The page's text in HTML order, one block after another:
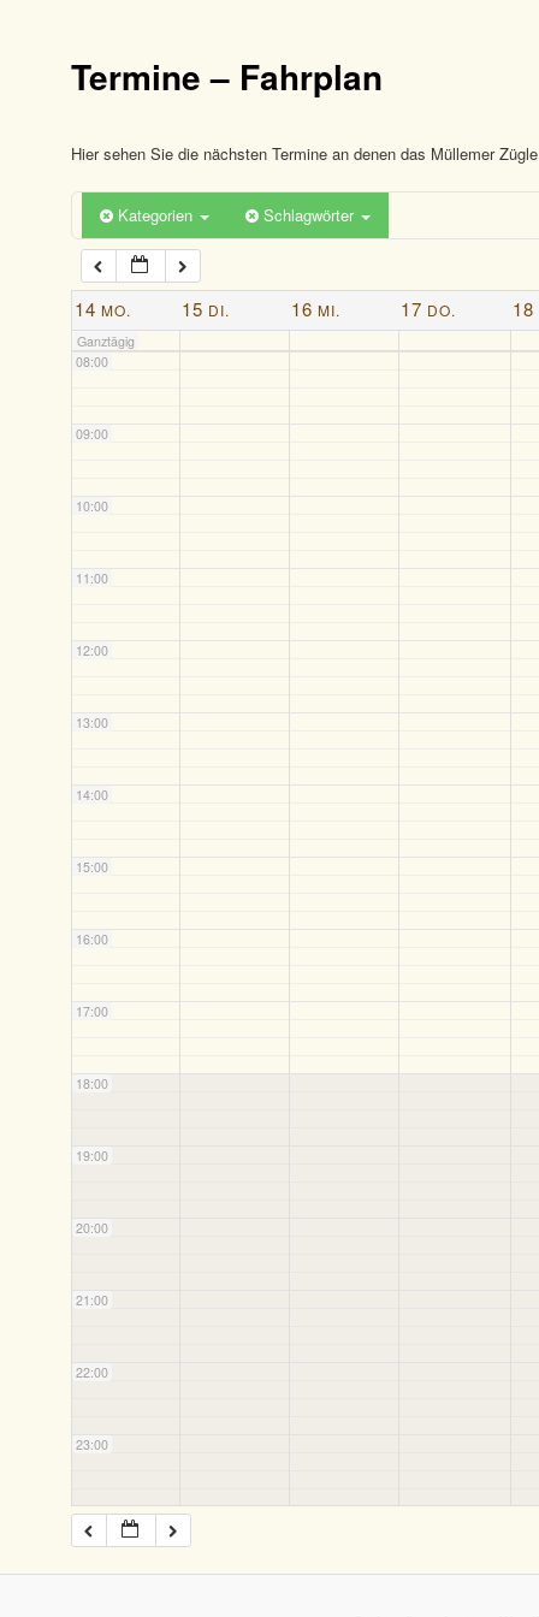
Termine – Fahrplan
Hier sehen Sie die nächsten Termine an denen das Müllemer
Kategorien Schlagwörter
14 MO. 15 DI. 16 MI. 17 DO. 18
Ganztägig
04:00
05:00
06:00
07:00
08:00
09:00
10:00
11:00
12:00
13:00
14:00
15:00
16:00
17:00
18:00
19:00
20:00
21:00
22:00
23:00